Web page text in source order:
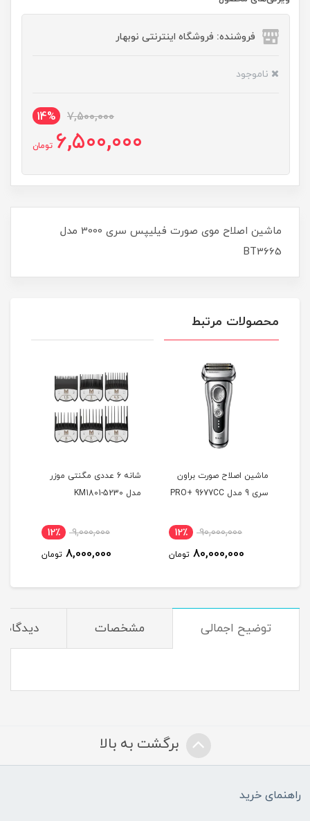
فروشنده: فروشگاه اینترنتی نوبهار
ناموجود
7,500,000
14%
6,500,000 تومان
ماشین اصلاح موی صورت فیلیپس سری 3000 مدل
BT3665
محصولات مرتبط
ماشین اصلاح صورت براون
سری 9 مدل PRO+ 9677CC
90,000,000 12٪
80,000,000 تومان
شانه 6 عددی مگنتی موزر
مدل KM1801-5230
9,000,000 12٪
8,000,000 تومان
توضیح اجمالی مشخصات
برگشت به بالا
راهنمای خرید